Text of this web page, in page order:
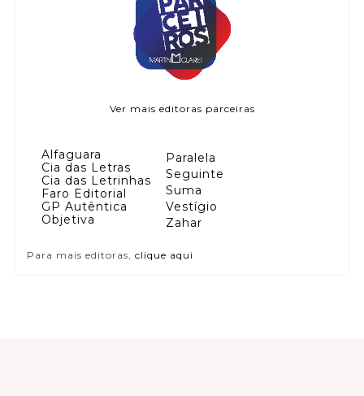
Ver mais editoras parceiras
Alfaguara
Cia das Letras
Cia das Letrinhas
Faro Editorial
GP Autêntica
Objetiva
Paralela
Seguinte
Suma
Vestígio
Zahar
Para mais editoras, clique aqui